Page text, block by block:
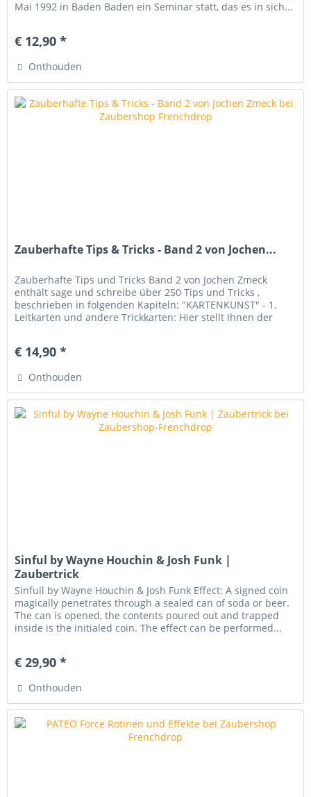
Mai 1992 in Baden Baden ein Seminar statt, das es in sich...
€ 12,90 *
Onthouden
Zauberhafte Tips & Tricks - Band 2 von Jochen...
Zauberhafte Tips und Tricks Band 2 von Jochen Zmeck
enthält sage und schreibe über 250 Tips und Tricks ,
beschrieben in folgenden Kapiteln: "KARTENKUNST" - 1.
Leitkarten und andere Trickkarten: Hier stellt Ihnen der
€ 14,90 *
Onthouden
Sinful by Wayne Houchin & Josh Funk |
Zaubertrick
Sinfull by Wayne Houchin & Josh Funk Effect: A signed coin
magically penetrates through a sealed can of soda or beer.
The can is opened, the contents poured out and trapped
inside is the initialed coin. The effect can be performed...
€ 29,90 *
Onthouden